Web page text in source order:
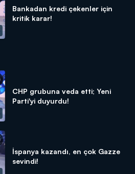
Bankadan kredi çekenler için
kritik karar!
CHP grubuna veda etti; Yeni
Parti'yi duyurdu!
İspanya kazandı, en çok Gazze
sevindi!